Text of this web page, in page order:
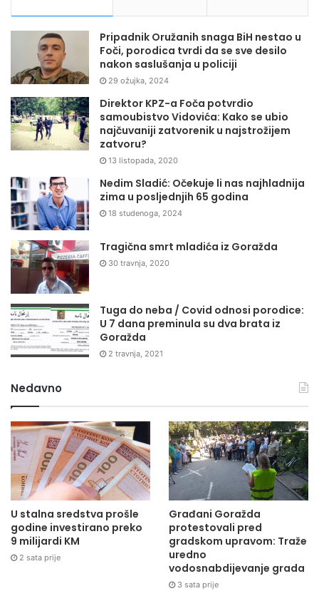
Pripadnik Oružanih snaga BiH nestao u
Foči, porodica tvrdi da se sve desilo
nakon saslušanja u policiji
29 ožujka, 2024
Direktor KPZ-a Foča potvrdio
samoubistvo Vidovića: Kako se ubio
najčuvaniji zatvorenik u najstrožijem
zatvoru?
13 listopada, 2020
Nedim Sladić: Očekuje li nas najhladnija
zima u posljednjih 65 godina
18 studenoga, 2024
Tragična smrt mladića iz Goražda
30 travnja, 2020
Tuga do neba / Covid odnosi porodice:
U 7 dana preminula su dva brata iz
Goražda
2 travnja, 2021
Nedavno
U stalna sredstva prošle
godine investirano preko
9 milijardi KM
2 sata prije
Građani Goražda
protestovali pred
gradskom upravom: Traže
uredno
vodosnabdijevanje grada
3 sata prije